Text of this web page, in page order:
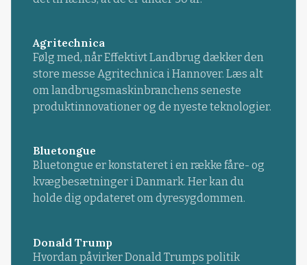
Agritechnica
Følg med, når Effektivt Landbrug dækker den
store messe Agritechnica i Hannover. Læs alt
om landbrugsmaskinbranchens seneste
produktinnovationer og de nyeste teknologier.
Bluetongue
Bluetongue er konstateret i en række fåre- og
kvægbesætninger i Danmark. Her kan du
holde dig opdateret om dyresygdommen.
Donald Trump
Hvordan påvirker Donald Trumps politik